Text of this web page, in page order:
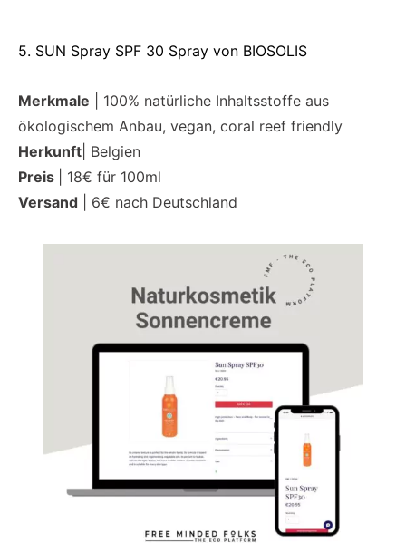
5. SUN Spray SPF 30 Spray von BIOSOLIS
Merkmale | 100% natürliche Inhaltsstoffe aus
ökologischem Anbau, vegan, coral reef friendly
Herkunft | Belgien
Preis
| 18€ für 100ml
Versand | 6€ nach Deutschland